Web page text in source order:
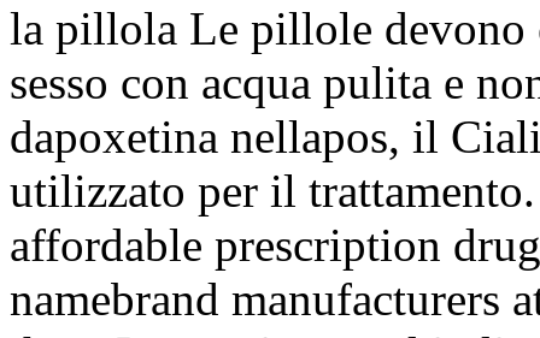
la pillola Le pillole devono
sesso con acqua pulita e
dapoxetina nellapos, il
utilizzato per il
affordable prescription
namebrand manufacturers